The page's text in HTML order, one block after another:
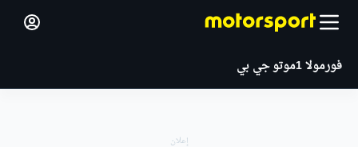
فورمولا 1 موتو جي بي